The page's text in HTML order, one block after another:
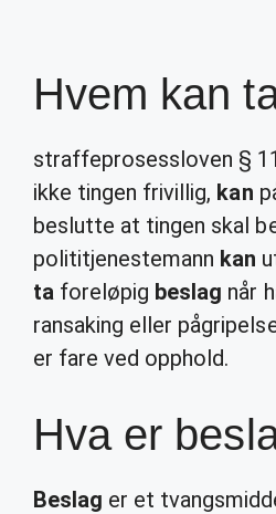
Hvem kan
straffeprosessloven §
ikke tingen frivillig, kan
beslutte at tingen skal
polititjenestemann kan
ta foreløpig beslag når
ransaking eller
er fare ved opphold.
Hva er
Beslag er et